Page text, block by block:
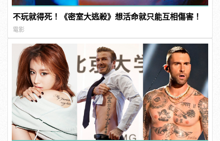
不玩就得死！《密室大逃殺》想活命就只能互相傷害！
電影